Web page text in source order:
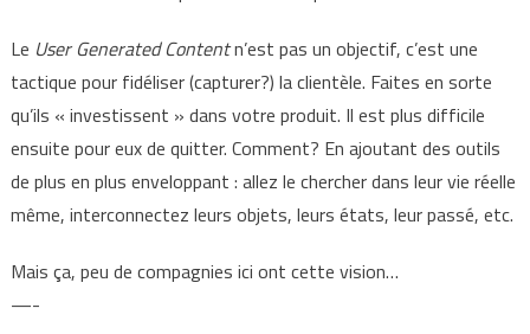
Le User Generated Contentn’est pas un objectif, c’est une
tactique pour fidéliser (capturer?) la clientèle. Faites en sorte
qu’ils « investissent » dans votre produit. Il est plus difficile
ensuite pour eux de quitter. Comment? En ajoutant des outils
de plus en plus enveloppant : allez le chercher dans leur vie réelle
même, interconnectez leurs objets, leurs états, leur passé, etc.
Mais ça, peu de compagnies ici ont cette vision…
—-